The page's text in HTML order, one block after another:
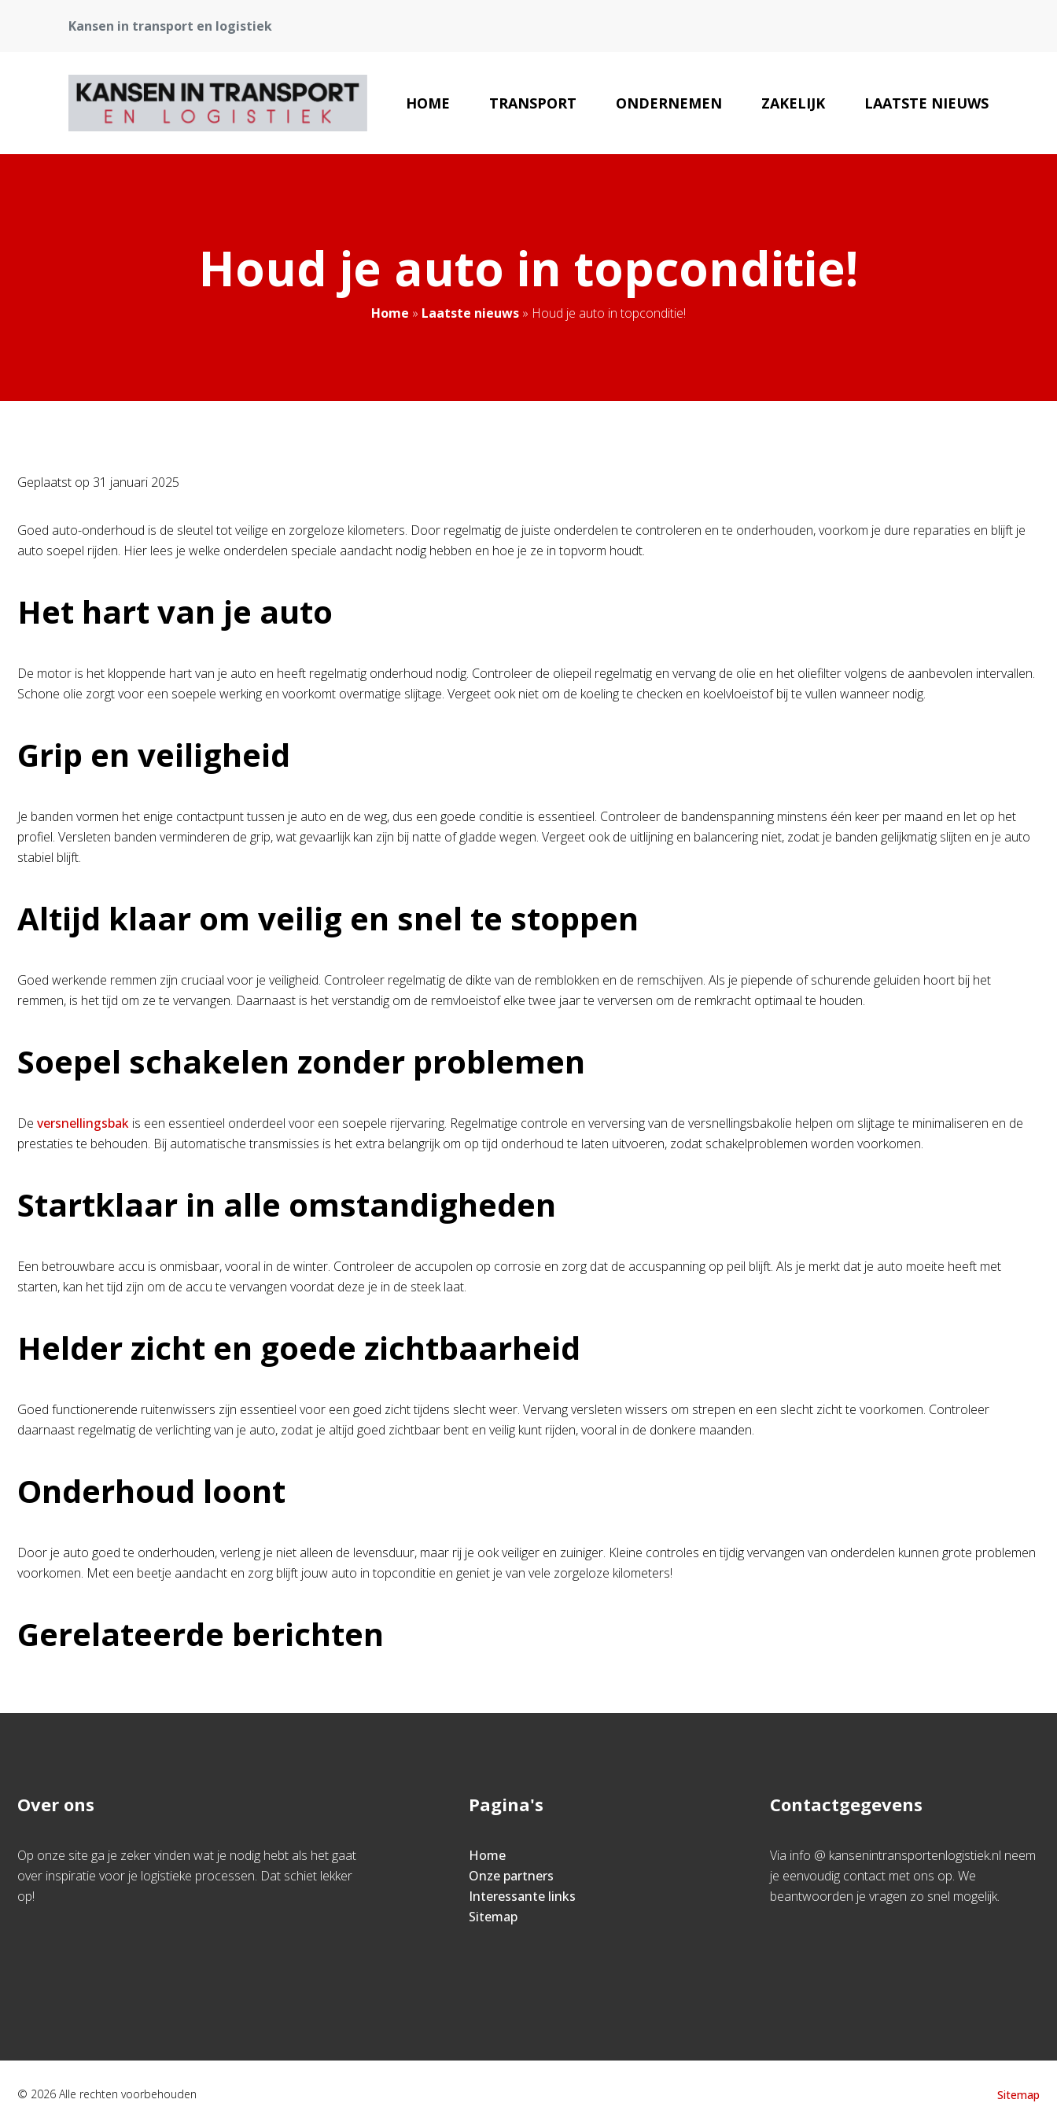
Kansen in transport en logistiek
HOME TRANSPORT ONDERNEMEN ZAKELIJK LAATSTE NIEUWS
Houd je auto in topconditie!
Home » Laatste nieuws » Houd je auto in topconditie!
Geplaatst op 31 januari 2025
Goed auto-onderhoud is de sleutel tot veilige en zorgeloze kilometers. Door regelmatig de juiste onderdelen te controleren en te onderhouden, voorkom je dure reparaties en blijft je
auto soepel rijden. Hier lees je welke onderdelen speciale aandacht nodig hebben en hoe je ze in topvorm houdt.
Het hart van je auto
De motor is het kloppende hart van je auto en heeft regelmatig onderhoud nodig. Controleer de oliepeil regelmatig en vervang de olie en het oliefilter volgens de aanbevolen intervallen.
Schone olie zorgt voor een soepele werking en voorkomt overmatige slijtage. Vergeet ook niet om de koeling te checken en koelvloeistof bij te vullen wanneer nodig.
Grip en veiligheid
Je banden vormen het enige contactpunt tussen je auto en de weg, dus een goede conditie is essentieel. Controleer de bandenspanning minstens één keer per maand en let op het
profiel. Versleten banden verminderen de grip, wat gevaarlijk kan zijn bij natte of gladde wegen. Vergeet ook de uitlijning en balancering niet, zodat je banden gelijkmatig slijten en je auto
stabiel blijft.
Altijd klaar om veilig en snel te stoppen
Goed werkende remmen zijn cruciaal voor je veiligheid. Controleer regelmatig de dikte van de remblokken en de remschijven. Als je piepende of schurende geluiden hoort bij het
remmen, is het tijd om ze te vervangen. Daarnaast is het verstandig om de remvloeistof elke twee jaar te verversen om de remkracht optimaal te houden.
Soepel schakelen zonder problemen
De versnellingsbak is een essentieel onderdeel voor een soepele rijervaring. Regelmatige controle en verversing van de versnellingsbakolie helpen om slijtage te minimaliseren en de
prestaties te behouden. Bij automatische transmissies is het extra belangrijk om op tijd onderhoud te laten uitvoeren, zodat schakelproblemen worden voorkomen.
Startklaar in alle omstandigheden
Een betrouwbare accu is onmisbaar, vooral in de winter. Controleer de accupolen op corrosie en zorg dat de accuspanning op peil blijft. Als je merkt dat je auto moeite heeft met
starten, kan het tijd zijn om de accu te vervangen voordat deze je in de steek laat.
Helder zicht en goede zichtbaarheid
Goed functionerende ruitenwissers zijn essentieel voor een goed zicht tijdens slecht weer. Vervang versleten wissers om strepen en een slecht zicht te voorkomen. Controleer
daarnaast regelmatig de verlichting van je auto, zodat je altijd goed zichtbaar bent en veilig kunt rijden, vooral in de donkere maanden.
Onderhoud loont
Door je auto goed te onderhouden, verleng je niet alleen de levensduur, maar rij je ook veiliger en zuiniger. Kleine controles en tijdig vervangen van onderdelen kunnen grote problemen
voorkomen. Met een beetje aandacht en zorg blijft jouw auto in topconditie en geniet je van vele zorgeloze kilometers!
Gerelateerde berichten
Over ons
Op onze site ga je zeker vinden wat je nodig hebt als het gaat
over inspiratie voor je logistieke processen. Dat schiet lekker
op!
Pagina's
Home
Onze partners
Interessante links
Sitemap
Contactgegevens
Via info @ kansenintransportenlogistiek.nl neem
je eenvoudig contact met ons op. We
beantwoorden je vragen zo snel mogelijk.
© 2026 Alle rechten voorbehouden Sitemap